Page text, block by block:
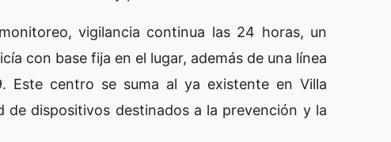
vigilancia continua las 24 horas, un
con base fija en el lugar, además de una línea
Este centro se suma al ya existente en Villa
de dispositivos destinados a la prevención y la